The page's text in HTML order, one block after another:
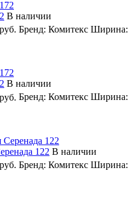
В наличии
Бренд: Комитекс Ширина:
В наличии
Бренд: Комитекс Ширина:
122 В наличии
Бренд: Комитекс Ширина: